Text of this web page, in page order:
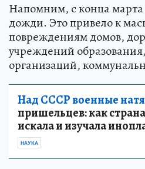
Напомним, с конца марта
дожди. Это привело к
повреждениям домов,
учреждений
организаций,
Над СССР военные
пришельцев: как
искала и изучала
НАУКА